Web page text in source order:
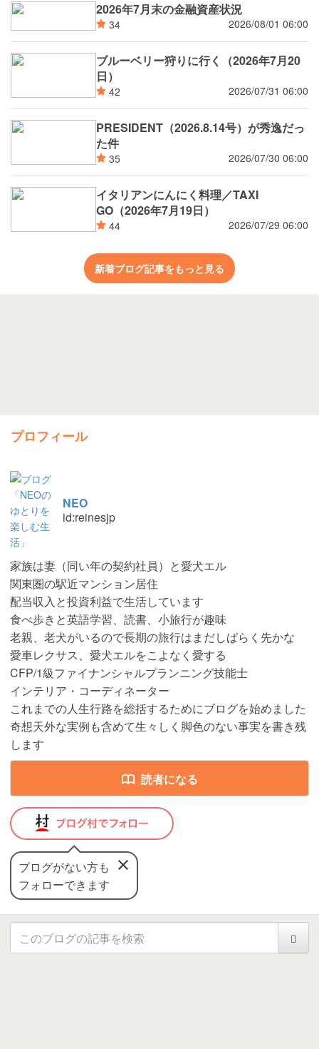
2026年7月末の金融資産状況
34 2026/08/01 06:00
ブルーベリー狩りに行く（2026年7月20
日）
42 2026/07/31 06:00
PRESIDENT（2026.8.14号）が秀逸だっ
た件
35 2026/07/30 06:00
イタリアンにんにく料理／TAXI
GO（2026年7月19日）
44 2026/07/29 06:00
新着ブログ記事をもっと見る
プロフィール
NEO
id:reinesjp
家族は妻（同い年の契約社員）と愛犬エル
関東圏の駅近マンション居住
配当収入と投資利益で生活しています
食べ歩きと英語学習、読書、小旅行が趣味
老親、老犬がいるので長期の旅行はまだしばらく先かな
愛車レクサス、愛犬エルをこよなく愛する
CFP/1級ファイナンシャルプランニング技能士
インテリア・コーディネーター
これまでの人生行路を総括するためにブログを始めました
奇想天外な実例も含めて生々しく脚色のない事実を書き残
します
読者になる
ブログがない方も
フォローできます